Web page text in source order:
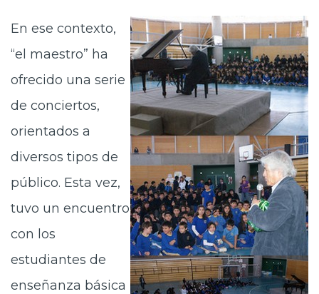
En ese contexto,
“el maestro” ha
ofrecido una serie
de conciertos,
orientados a
diversos tipos de
público. Esta vez,
tuvo un encuentro
con los
estudiantes de
enseñanza básica